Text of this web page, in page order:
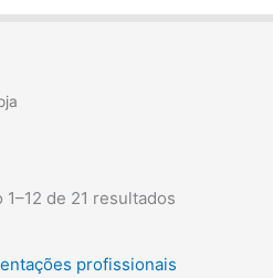
1–12 de 21 resultados